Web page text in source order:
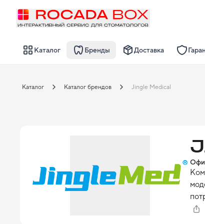
Каталог Бренды Доставка
Каталог Каталог брендов Jingle Medical